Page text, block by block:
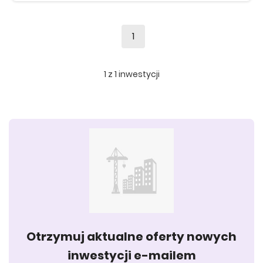
1
1 z 1 inwestycji
Otrzymuj aktualne oferty nowych
inwestycji e-mailem